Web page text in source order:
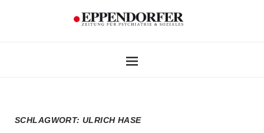
SCHLAGWORT:ULRICH HASE